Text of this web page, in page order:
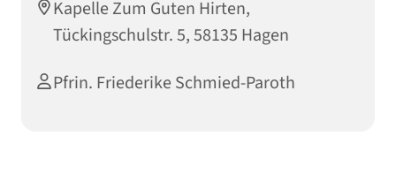
Kapelle Zum Guten Hirten,
Tückingschulstr. 5, 58135 Hagen
Pfrin. Friederike Schmied-Paroth